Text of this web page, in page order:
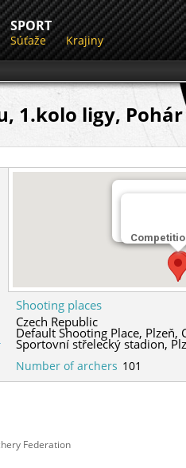
SPORT
Súťaže Krajiny
1.kolo ligy, Pohár
Sportovní
Shooting places
Czech Republic
Default Shooting Place, Plzeň,
Sportovní střelecký stadion,
Number of archers 101
Federation